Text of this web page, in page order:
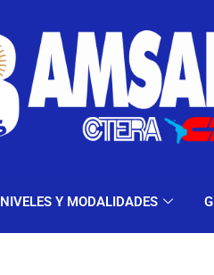
NIVELES Y MODALIDADES
INSTITUCIONAL